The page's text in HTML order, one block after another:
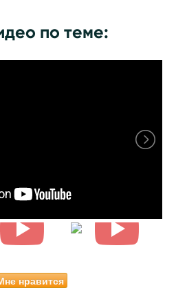
по теме:
нравится